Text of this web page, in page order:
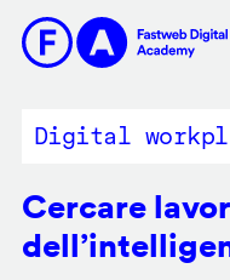
contenuto
Digital
Cercare